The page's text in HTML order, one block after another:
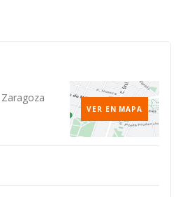
VER EN MAPA